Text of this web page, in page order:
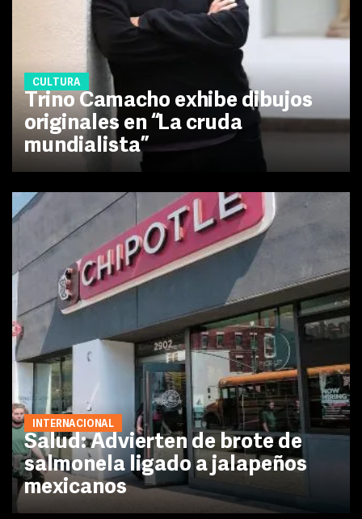
CULTURA
Trino Camacho exhibe dibujos
originales en “La cruda
mundialista”
INTERNACIONAL
Salud: Advierten de brote de
salmonela ligado a jalapeños
mexicanos